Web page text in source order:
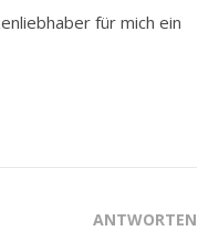
für mich ein
ANTWORTEN